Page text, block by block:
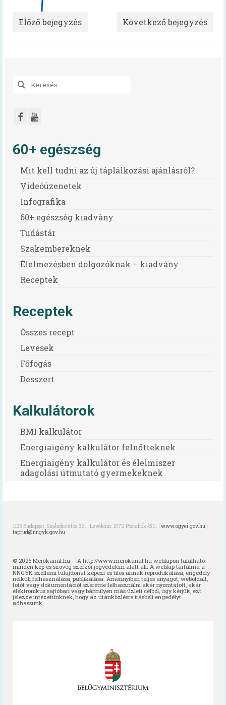
Tálcán kínált egészség
Kóstolj bele a nagyvilágba!
Pályázatok
Keressük Magyarország legkedveltebb
Keressük 2018 legjobb diétás
Irma néni Magyarország legkedvesebb
Magyarország TOP 50 legfinomabb
Keressük 2016 közétkeztetőjét!
Receptek
Oktatás
HAPPY-hét
A HAPPY-hétről
HAPPY-hét – Letölthető segédanyagok
HAPPY-hét 2024
HAPPY-hét 2022
HAPPY-hét, 2021
Előzmény (HAPPY, 2007)
Virtuális kiállítás
Előző bejegyzés Következő bejegyzés
Keresés
a
60+ egészség
Mit kell tudni az új táplálkozási ajánlásról?
Videóüzenetek
Infografika
60+ egészség kiadvány
Tudástár
Szakembereknek
Élelmezésben dolgozóknak – kiadvány
Receptek
Receptek
Összes recept
Levesek
Főfogás
Desszert
Kalkulátorok
BMI kalkulátor
Energiaigény kalkulátor felnőtteknek
Energiaigény kalkulátor és élelmiszer
adagolási útmutató gyermekeknek
1135 Budapest, Szabolcs utca 33. | Levélcím: 1372 Postafiók 450. | www.ogyei.gov.hu |
taptud@nngyk.gov.hu
© 2026 Merőkanál.hu – A http://www.merokanal.hu weblapon található
minden kép és szöveg szerzői jogvédelem alatt áll. A weblap tartalma a
NNGYK szellemi tulajdonát képezi és tilos annak reprodukálása, engedély
nélküli felhasználása, publikálása. Amennyiben teljes anyagot, weboldalt,
fotót vagy dokumentációt szeretne felhasználni akár nyomtatott, akár
elektronikus sajtóban vagy bármilyen más üzleti célból, úgy kérjük, ezt
jelezze intézetünknek, hogy az utánközlésre írásbeli engedélyt
adhassunk.